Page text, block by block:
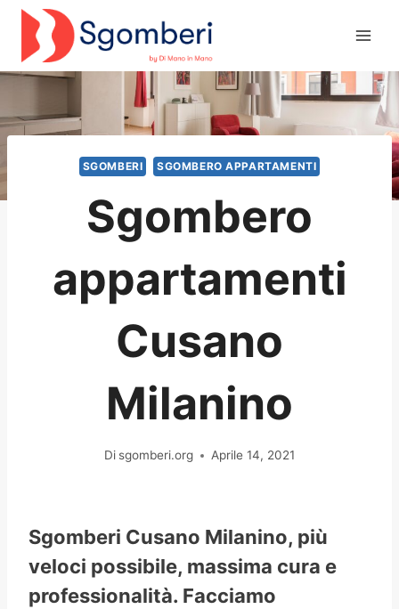
Salta
contenuto
SGOMBERI SGOMBERO APPARTAMENTI
Sgombero
appartamenti
Cusano
Milanino
Di sgomberi.org Aprile 14, 2021
Sgomberi Cusano Milanino, più
veloci possibile, massima cura e
professionalità. Facciamo